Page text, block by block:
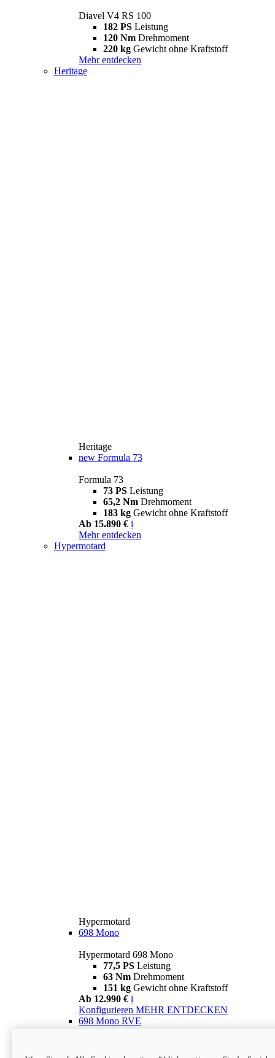
Diavel V4 RS 100
182 PS Leistung
120 Nm Drehmoment
220 kg Gewicht ohne Kraftstoff
Mehr entdecken
Heritage
Heritage
new Formula 73
Formula 73
73 PS Leistung
65,2 Nm Drehmoment
183 kg Gewicht ohne Kraftstoff
Ab 15.890 € i
Mehr entdecken
Hypermotard
Hypermotard
698 Mono
Hypermotard 698 Mono
77,5 PS Leistung
63 Nm Drehmoment
151 kg Gewicht ohne Kraftstoff
Ab 12.990 € i
Konfigurieren MEHR ENTDECKEN
698 Mono RVE
77,5 PS
Leistung